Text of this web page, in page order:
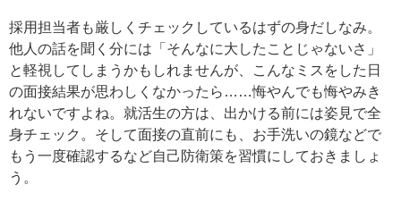
採用担当者も厳しくチェックしているはずの身だしなみ。
他人の話を聞く分には「そんなに大したことじゃないさ」
と軽視してしまうかもしれませんが、こんなミスをした日
の面接結果が思わしくなかったら……悔やんでも悔やみき
れないですよね。就活生の方は、出かける前には姿見で全
身チェック。そして面接の直前にも、お手洗いの鏡などで
もう一度確認するなど自己防衛策を習慣にしておきましょ
う。